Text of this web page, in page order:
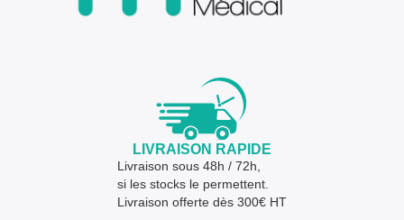
LIVRAISON RAPIDE
Livraison sous 48h / 72h,
si les stocks le permettent.
Livraison offerte dès 300€ HT